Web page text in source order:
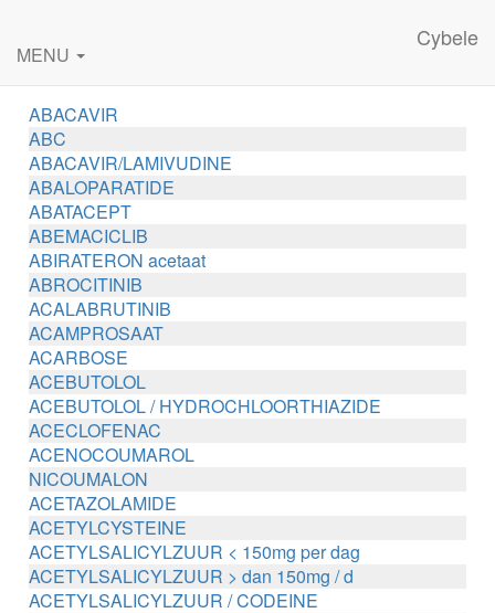
Cybele
MENU
ABACAVIR
ABC
ABACAVIR/LAMIVUDINE
ABALOPARATIDE
ABATACEPT
ABEMACICLIB
ABIRATERON acetaat
ABROCITINIB
ACALABRUTINIB
ACAMPROSAAT
ACARBOSE
ACEBUTOLOL
ACEBUTOLOL / HYDROCHLOORTHIAZIDE
ACECLOFENAC
ACENOCOUMAROL
NICOUMALON
ACETAZOLAMIDE
ACETYLCYSTEINE
ACETYLSALICYLZUUR < 150mg per dag
ACETYLSALICYLZUUR > dan 150mg / d
ACETYLSALICYLZUUR / CODEINE